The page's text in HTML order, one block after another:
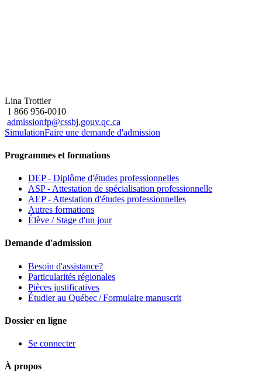
Lina Trottier
1 866 956-0010
admissionfp@cssbj.gouv.qc.ca
SimulationFaire une demande d'admission
Programmes et formations
DEP - Diplôme d'études professionnelles
ASP - Attestation de spécialisation professionnelle
AEP - Attestation d'études professionnelles
Autres formations
Élève / Stage d'un jour
Demande d'admission
Besoin d'assistance?
Particularités régionales
Pièces justificatives
Étudier au Québec / Formulaire manuscrit
Dossier en ligne
Se connecter
À propos